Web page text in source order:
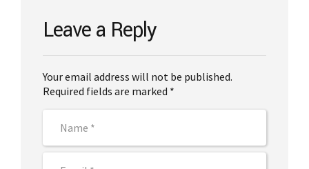
Leave a Reply
Your email address will not be published.
Required fields are marked *